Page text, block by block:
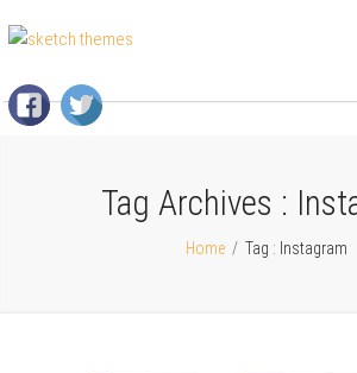
Tag Archives :
Home / Tag : Instagram